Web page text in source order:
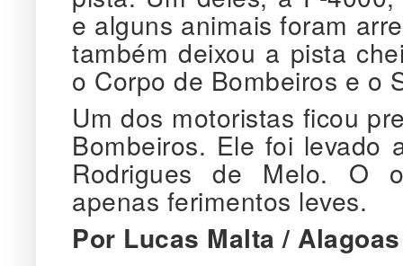
e alguns animais foram
também deixou a pista
o Corpo de Bombeiros e o
Um dos motoristas ficou
Bombeiros. Ele foi levado
Rodrigues de Melo. O
apenas ferimentos leves.
Por Lucas Malta /